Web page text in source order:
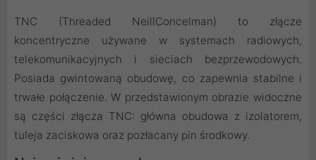
TNC (Threaded NeillConcelman) to złącze
koncentryczne używane w systemach radiowych,
telekomunikacyjnych i sieciach bezprzewodowych.
Posiada gwintowaną obudowę, co zapewnia stabilne i
trwałe połączenie. W przedstawionym obrazie widoczne
są części złącza TNC: główna obudowa z izolatorem,
tuleja zaciskowa oraz pozłacany pin środkowy.